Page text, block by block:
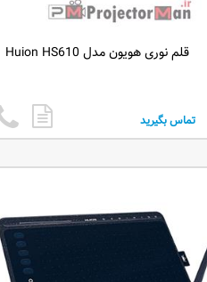
قلم نوری هویون مدل Huion HS610
تماس بگیرید